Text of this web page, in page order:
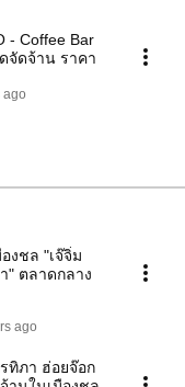
- Coffee Bar
จัดจ้าน ราคา
ago
งชล "เจ๊จิ๋ม
" ตลาดกลาง
ago
ทิภา ฮ่อยจ๊อก